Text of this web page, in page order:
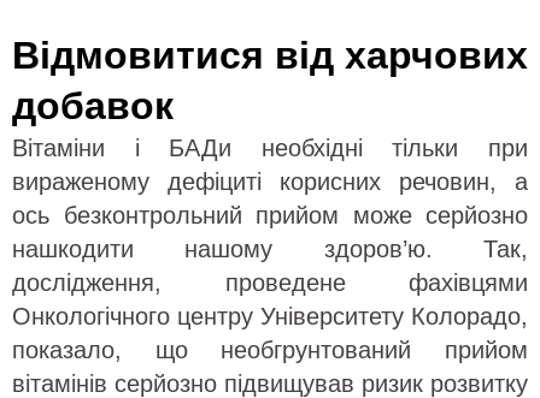
Відмовитися від харчових
добавок
Вітаміни і БАДи необхідні тільки при
вираженому дефіциті корисних речовин, а
ось безконтрольний прийом може серйозно
нашкодити нашому здоров’ю. Так,
дослідження, проведене фахівцями
Онкологічного центру Університету Колорадо,
показало, що необгрунтований прийом
вітамінів серйозно підвищував ризик розвитку